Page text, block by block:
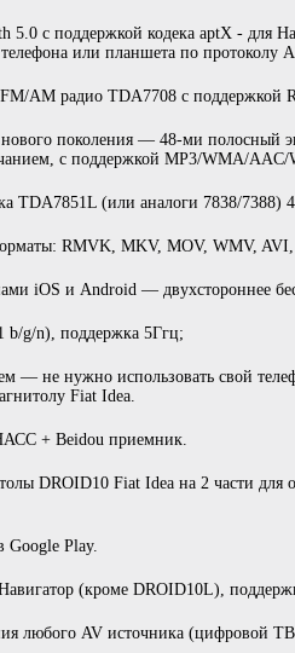
5.0 с поддержкой кодека aptX - для
или планшета по протоколу
AM радио TDA7708 с поддержкой
поколения — 48-ми полосный
с поддержкой MP3/WMA/AAC/
TDA7851L (или аналоги 7838/7388)
RMVK, MKV, MOV, WMV,
iOS и Android — двухстороннее
b/g/n), поддержка 5Ггц;
— не нужно использовать свой
Fiat Idea.
+ Beidou приемник.
DROID10 Fiat Idea на 2 части для
Play.
(кроме DROID10L),
любого AV источника (цифровой